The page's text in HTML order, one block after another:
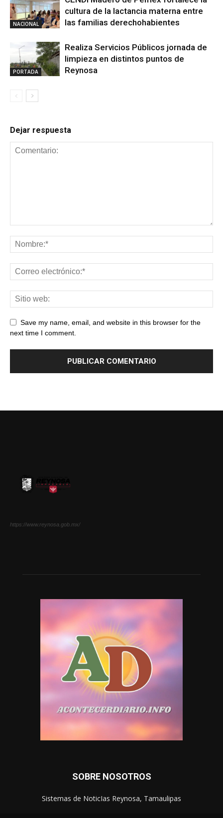
NACIONAL
cultura de la lactancia materna entre
las familias derechohabientes
PORTADA
Realiza Servicios Públicos jornada de
limpieza en distintos puntos de
Reynosa
Dejar respuesta
Save my name, email, and website in this browser for the
next time I comment.
https://www.reynosa.gob.mx/
SOBRE NOSOTROS
Sistemas de NoticIas Reynosa, Tamaulipas